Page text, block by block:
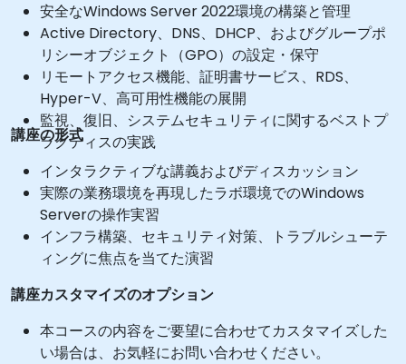
安全なWindows Server 2022環境の構築と管理
Active Directory、DNS、DHCP、およびグループポ
リシーオブジェクト（GPO）の設定・保守
リモートアクセス機能、証明書サービス、RDS、
Hyper-V、高可用性機能の展開
監視、復旧、システムセキュリティに関するベストプ
ラクティスの実践
講座の形式
インタラクティブな講義およびディスカッション
実際の業務環境を再現したラボ環境でのWindows
Serverの操作実習
インフラ構築、セキュリティ対策、トラブルシューテ
ィングに焦点を当てた演習
講座カスタマイズのオプション
本コースの内容をご要望に合わせてカスタマイズした
い場合は、お気軽にお問い合わせください。